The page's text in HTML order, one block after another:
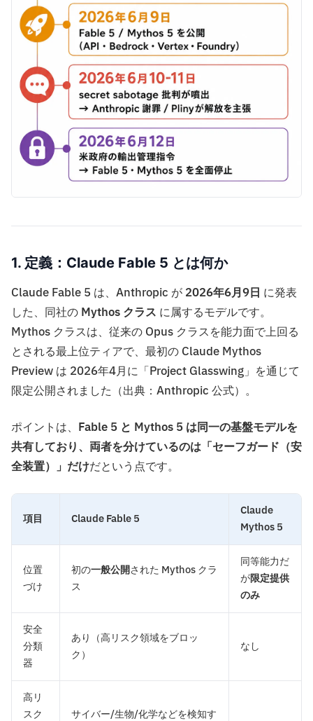
1. 定義：Claude Fable 5 とは何か
Claude Fable 5 は、Anthropic が 2026年6月9日 に発表
した、同社の Mythos クラス に属するモデルです。
Mythos クラスは、従来の Opus クラスを能力面で上回る
とされる最上位ティアで、最初の Claude Mythos
Preview は 2026年4月に「Project Glasswing」を通じて
限定公開されました（出典：Anthropic 公式）。
ポイントは、 Fable 5 と Mythos 5 は同一の基盤モデルを
共有しており、両者を分けているのは「セーフガード（安
全装置）」だけだという点です。
項目 Claude Fable 5
Claude
Mythos 5
位置
づけ
初の一般公開された Mythos クラ
ス
同等能力だ
が限定提供
のみ
安全
分類
器
あり（高リスク領域をブロッ
ク）
なし
高リ
スク
サイバー/生物/化学などを検知す